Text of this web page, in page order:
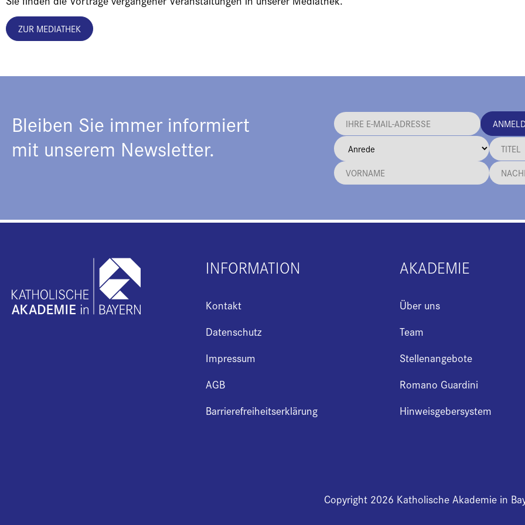
ZUR MEDIATHEK
Bleiben Sie immer informiert
mit unserem Newsletter.
INFORMATION
Kontakt
Datenschutz
Impressum
AGB
Barrierefreiheitserklärung
AKADEMIE
Über uns
Team
Stellenangebote
Romano Guardini
Hinweisgebersystem
Copyright 2026 Katholische Akademie in